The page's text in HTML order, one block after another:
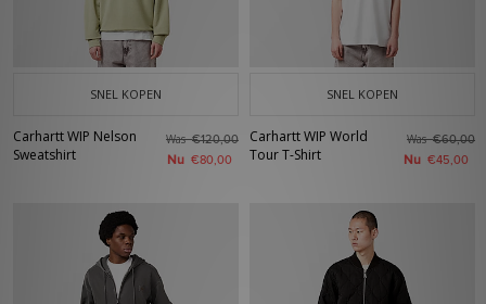
urban look af met jouw nieuwe favoriete items.
SNEL KOPEN
Carhartt WIP Nelson
Sweatshirt
Was€120,00
Nu €80,00
SNEL KOPEN
Carhartt WIP World
Tour T-Shirt
Was€60,00
Nu €45,00